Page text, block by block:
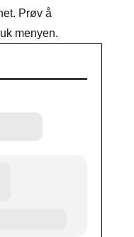
Prøv å
menyen.